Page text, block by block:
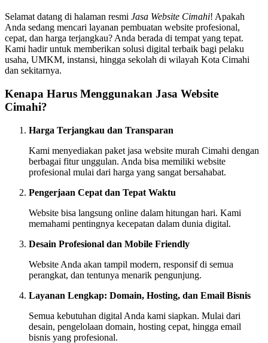
Selamat datang di halaman resmi Jasa Website Cimahi! Apakah
Anda sedang mencari layanan pembuatan website profesional,
cepat, dan harga terjangkau? Anda berada di tempat yang tepat.
Kami hadir untuk memberikan solusi digital terbaik bagi pelaku
usaha, UMKM, instansi, hingga sekolah di wilayah Kota Cimahi
dan sekitarnya.
Kenapa Harus Menggunakan Jasa Website
Cimahi?
Harga Terjangkau dan Transparan
Kami menyediakan paket jasa website murah Cimahi dengan
berbagai fitur unggulan. Anda bisa memiliki website
profesional mulai dari harga yang sangat bersahabat.
Pengerjaan Cepat dan Tepat Waktu
Website bisa langsung online dalam hitungan hari. Kami
memahami pentingnya kecepatan dalam dunia digital.
Desain Profesional dan Mobile Friendly
Website Anda akan tampil modern, responsif di semua
perangkat, dan tentunya menarik pengunjung.
Layanan Lengkap: Domain, Hosting, dan Email Bisnis
Semua kebutuhan digital Anda kami siapkan. Mulai dari
desain, pengelolaan domain, hosting cepat, hingga email
bisnis yang profesional.